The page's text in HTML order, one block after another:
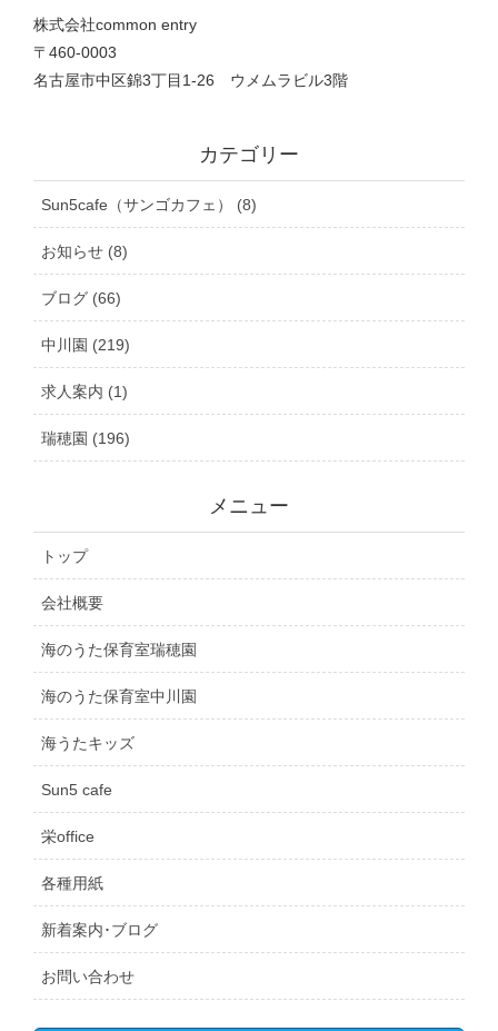
株式会社common entry
〒460-0003
名古屋市中区錦3丁目1‐26 ウメムラビル3階
カテゴリー
Sun5cafe（サンゴカフェ） (8)
お知らせ (8)
ブログ (66)
中川園 (219)
求人案内 (1)
瑞穂園 (196)
メニュー
トップ
会社概要
海のうた保育室瑞穂園
海のうた保育室中川園
海うたキッズ
Sun5 cafe
栄office
各種用紙
新着案内･ブログ
お問い合わせ